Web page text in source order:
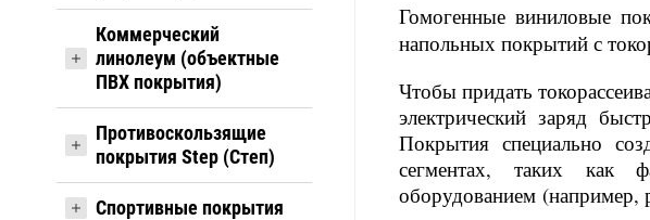
Коммерческий
линолеум (объектные
ПВХ покрытия)
Противоскользящие
покрытия Step (Степ)
Спортивные покрытия
Гомогенные виниловые
напольных покрытий с
Чтобы придать
электрический заряд
Покрытия специально
сегментах, таких как
оборудованием (например,